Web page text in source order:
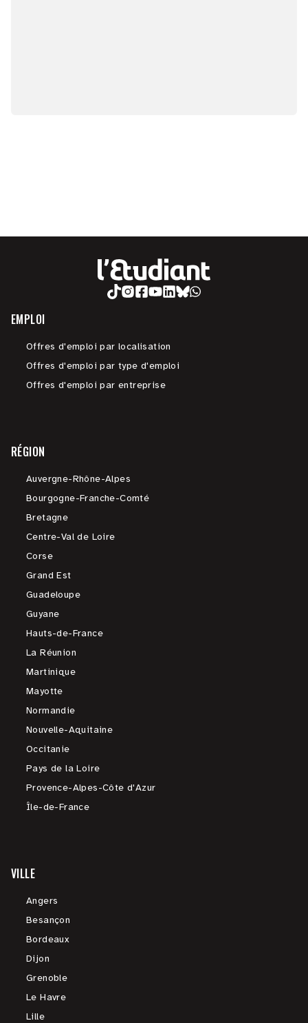
EMPLOI
Offres d'emploi par localisation
Offres d'emploi par type d'emploi
Offres d'emploi par entreprise
RÉGION
Auvergne-Rhône-Alpes
Bourgogne-Franche-Comté
Bretagne
Centre-Val de Loire
Corse
Grand Est
Guadeloupe
Guyane
Hauts-de-France
La Réunion
Martinique
Mayotte
Normandie
Nouvelle-Aquitaine
Occitanie
Pays de la Loire
Provence-Alpes-Côte d'Azur
Île-de-France
VILLE
Angers
Besançon
Bordeaux
Dijon
Grenoble
Le Havre
Lille